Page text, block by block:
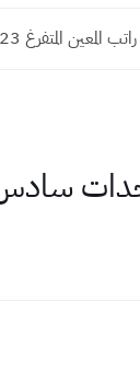
المتفرغ 2023 هيئة...
وحدات